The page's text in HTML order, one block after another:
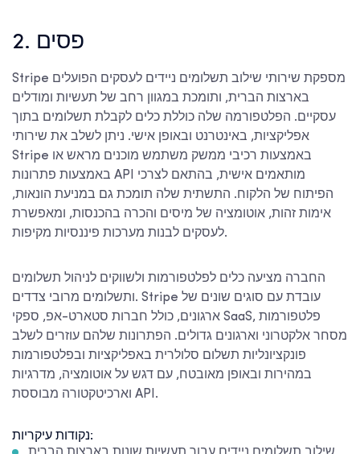
2. פסים
Stripe מספקת שירותי שילוב תשלומים ניידים לעסקים הפועלים
בארצות הברית, ותומכת במגוון רחב של תעשיות ומודלים
עסקיים. הפלטפורמה שלה כוללת כלים לקבלת תשלומים בתוך
אפליקציות, באינטרנט ובאופן אישי. ניתן לשלב את שירותי
Stripe באמצעות רכיבי ממשק משתמש מוכנים מראש או
באמצעות פתרונות API מותאמים אישית, בהתאם לצרכי
הפיתוח של הלקוח. התשתית שלה תומכת גם במניעת הונאות,
אימות זהות, אוטומציה של מיסים והכרה בהכנסות, ומאפשרת
לעסקים לבנות מערכות פיננסיות מקיפות.
החברה מציעה כלים לפלטפורמות ולשווקים לניהול תשלומים
ותשלומים מרובי צדדים. Stripe עובדת עם סוגים שונים של
ארגונים, כולל חברות סטארט-אפ, ספקי SaaS, פלטפורמות
מסחר אלקטרוני וארגונים גדולים. הפתרונות שלהם עוזרים לשלב
פונקציונליות תשלום סלולרית באפליקציות ובפלטפורמות
במהירות ובאופן מאובטח, עם דגש על אוטומציה, מדרגיות
וארכיטקטורה מבוססת API.
נקודות עיקריות: